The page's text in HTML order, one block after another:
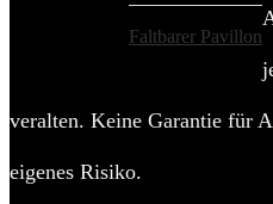
Faltbarer Pavillon
veralten. Keine Garantie für
eigenes Risiko.